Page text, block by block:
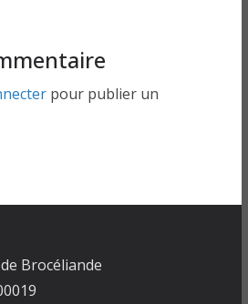
pour publier un
Brocéliande